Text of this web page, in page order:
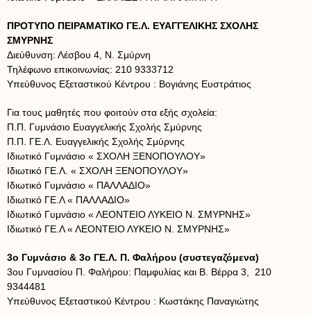
ΠΡΟΤΥΠΟ ΠΕΙΡΑΜΑΤΙΚΟ ΓΕ.Λ. ΕΥΑΓΓΕΛΙΚΗΣ ΣΧΟΛΗΣ
ΣΜΥΡΝΗΣ
Διεύθυνση: Λέσβου 4, Ν. Σμύρνη
Τηλέφωνο επικοινωνίας: 210 9333712
Υπεύθυνος Εξεταστικού Κέντρου : Βογιάνης Ευστράτιος
Για τους μαθητές που φοιτούν στα εξής σχολεία:
Π.Π. Γυμνάσιο Ευαγγελικής Σχολής Σμύρνης
Π.Π. ΓΕ.Λ. Ευαγγελικής Σχολής Σμύρνης
Ιδιωτικό Γυμνάσιο « ΣΧΟΛΗ ΞΕΝΟΠΟΥΛΟΥ»
Ιδιωτικό ΓΕ.Λ. « ΣΧΟΛΗ ΞΕΝΟΠΟΥΛΟΥ»
Ιδιωτικό Γυμνάσιο « ΠΑΛΛΑΔΙΟ»
Ιδιωτικό ΓΕ.Λ « ΠΑΛΛΑΔΙΟ»
Ιδιωτικό Γυμνάσιο « ΛΕΟΝΤΕΙΟ ΛΥΚΕΙΟ Ν. ΣΜΥΡΝΗΣ»
Ιδιωτικό ΓΕ.Λ « ΛΕΟΝΤΕΙΟ ΛΥΚΕΙΟ Ν. ΣΜΥΡΝΗΣ»
3ο Γυμνάσιο & 3ο ΓΕ.Λ. Π. Φαλήρου (συστεγαζόμενα)
3ου Γυμνασίου Π. Φαλήρου: Παμφυλίας και Β. Βέρρα 3, 210
9344481
Υπεύθυνος Εξεταστικού Κέντρου : Κωστάκης Παναγιώτης